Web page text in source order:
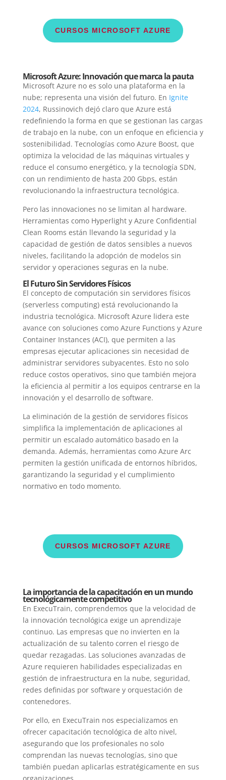
CURSOS MICROSOFT AZURE
Microsoft Azure: Innovación que marca la pauta
Microsoft Azure no es solo una plataforma en la
nube; representa una visión del futuro. En Ignite
2024, Russinovich dejó claro que Azure está
redefiniendo la forma en que se gestionan las cargas
de trabajo en la nube, con un enfoque en eficiencia y
sostenibilidad. Tecnologías como Azure Boost, que
optimiza la velocidad de las máquinas virtuales y
reduce el consumo energético, y la tecnología SDN,
con un rendimiento de hasta 200 Gbps, están
revolucionando la infraestructura tecnológica.
Pero las innovaciones no se limitan al hardware.
Herramientas como Hyperlight y Azure Confidential
Clean Rooms están llevando la seguridad y la
capacidad de gestión de datos sensibles a nuevos
niveles, facilitando la adopción de modelos sin
servidor y operaciones seguras en la nube.
El Futuro Sin Servidores Físicos
El concepto de computación sin servidores físicos
(serverless computing) está revolucionando la
industria tecnológica. Microsoft Azure lidera este
avance con soluciones como Azure Functions y Azure
Container Instances (ACI), que permiten a las
empresas ejecutar aplicaciones sin necesidad de
administrar servidores subyacentes. Esto no solo
reduce costos operativos, sino que también mejora
la eficiencia al permitir a los equipos centrarse en la
innovación y el desarrollo de software.
La eliminación de la gestión de servidores físicos
simplifica la implementación de aplicaciones al
permitir un escalado automático basado en la
demanda. Además, herramientas como Azure Arc
permiten la gestión unificada de entornos híbridos,
garantizando la seguridad y el cumplimiento
normativo en todo momento.
CURSOS MICROSOFT AZURE
La importancia de la capacitación en un mundo
tecnológicamente competitivo
En ExecuTrain, comprendemos que la velocidad de
la innovación tecnológica exige un aprendizaje
continuo. Las empresas que no invierten en la
actualización de su talento corren el riesgo de
quedar rezagadas. Las soluciones avanzadas de
Azure requieren habilidades especializadas en
gestión de infraestructura en la nube, seguridad,
redes definidas por software y orquestación de
contenedores.
Por ello, en ExecuTrain nos especializamos en
ofrecer capacitación tecnológica de alto nivel,
asegurando que los profesionales no solo
comprendan las nuevas tecnologías, sino que
también puedan aplicarlas estratégicamente en sus
organizaciones.